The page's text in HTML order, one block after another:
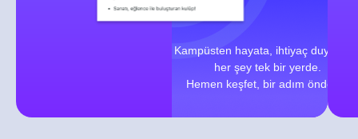
Kampüsten hayata, ihtiyaç
her şey tek bir yerde.
Hemen keşfet, bir adım önde ol!